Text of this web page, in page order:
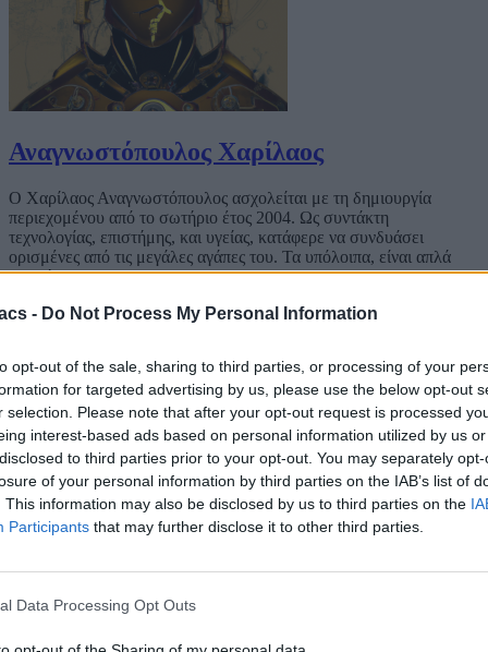
- Do Not Process My Personal Information
opt-out of the sale, sharing to third parties, or processing of your
for targeted advertising by us, please use the below opt-out
selection. Please note that after your opt-out request is processed
interest-based ads based on personal information utilized by us
to third parties prior to your opt-out. You may separately
of your personal information by third parties on the IAB’s list of
This information may also be disclosed by us to third parties on the
Participants that may further disclose it to other third parties.
Data Processing Opt Outs
Αναγνωστόπουλος Χαρίλαος
Ο Χαρίλαος Αναγνωστόπουλος ασχολείται με τη δημιουργία
περιεχομένου από το σωτήριο έτος 2004. Ως συντάκτη
τεχνολογίας, επιστήμης, και υγείας, κατάφερε να συνδυάσει
ορισμένες από τις μεγάλες αγάπες του. Τα υπόλοιπα, είναι απλά
ιστορία.
Tags:android android appandroid apps android games
No comments
Αφήστε μια απάντηση
Η ηλ. διεύθυνση σας δεν δημοσιεύεται.
Τα υποχρεωτικά πεδία
σημειώνονται με*
Σχόλιο*